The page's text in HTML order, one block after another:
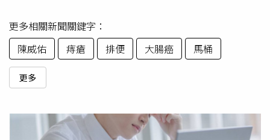
更多相關新聞關鍵字：
陳威佑
痔瘡 排便 大腸癌 馬桶
更多